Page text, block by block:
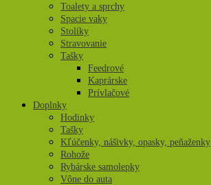
Toalety a sprchy
Spacie vaky
Stolíky
Stravovanie
Tašky
Feedrové
Kaprárske
Prívlačové
Doplnky
Hodinky
Tašky
Kľúčenky, nášivky, opasky, peňaženky
Rohože
Rybárske samolepky
Vône do auta